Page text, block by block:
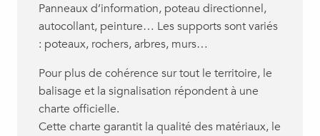
Panneaux d’information, poteau directionnel,
autocollant, peinture… Les supports sont variés
: poteaux, rochers, arbres, murs…
Pour plus de cohérence sur tout le territoire, le
balisage et la signalisation répondent à une
charte officielle.
Cette charte garantit la qualité des matériaux, le